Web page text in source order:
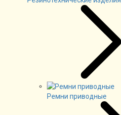
Ремни приводные